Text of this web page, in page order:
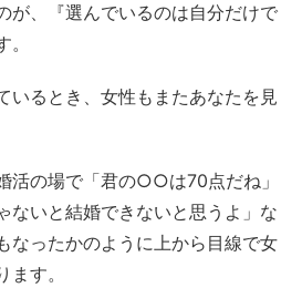
が、『選んでいるのは自分だけで
いるとき、女性もまたあなたを見
活の場で「君の○○は70点だね」
ないと結婚できないと思うよ」な
なったかのように上から目線で女
す。